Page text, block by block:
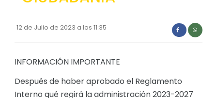
GESTIÓN ADMINISTRATIVA
Plan Anual Contratación - PAC
Plan Operativo Anual - POA
12 de Julio de 2023 a las 11:35
INFORMACIÓN IMPORTANTE
Después de haber aprobado el Reglamento
Interno qué regirá la administración 2023-2027